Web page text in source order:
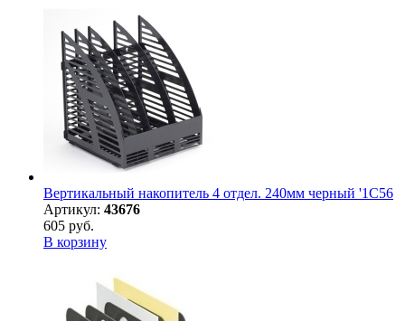
Вертикальный накопитель 4 отдел. 240мм черный '1С56
Артикул: 43676
605 руб.
В корзину